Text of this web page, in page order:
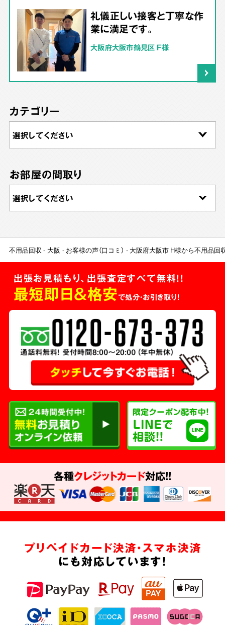
礼儀正しい接客と丁寧な作
業に満足です。
大阪府大阪市鶴見区 F様
カテゴリー
お部屋の間取り
不用品回収 大阪 お客様の声（口コミ） 大阪府大阪市 H様から不用品回
出張お見積もり、出張査定すべて無料!!
最短即日＆格安で処分・お引き取り！
各種クレジットカード対応!!
プリペイドカード決済・スマホ決済
にも対応しています!